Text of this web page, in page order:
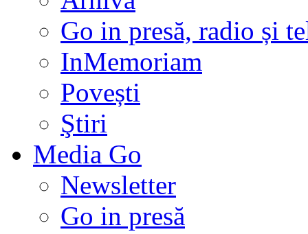
Go in presă, radio și
InMemoriam
Povești
Ştiri
Media Go
Newsletter
Go in presă